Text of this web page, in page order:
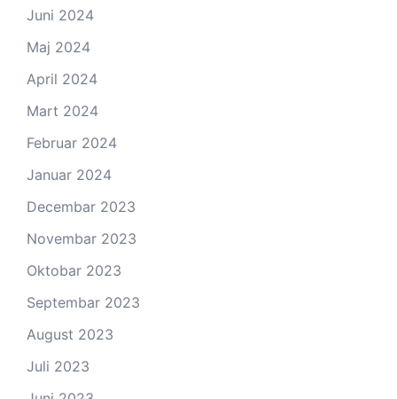
Juni 2024
Maj 2024
April 2024
Mart 2024
Februar 2024
Januar 2024
Decembar 2023
Novembar 2023
Oktobar 2023
Septembar 2023
August 2023
Juli 2023